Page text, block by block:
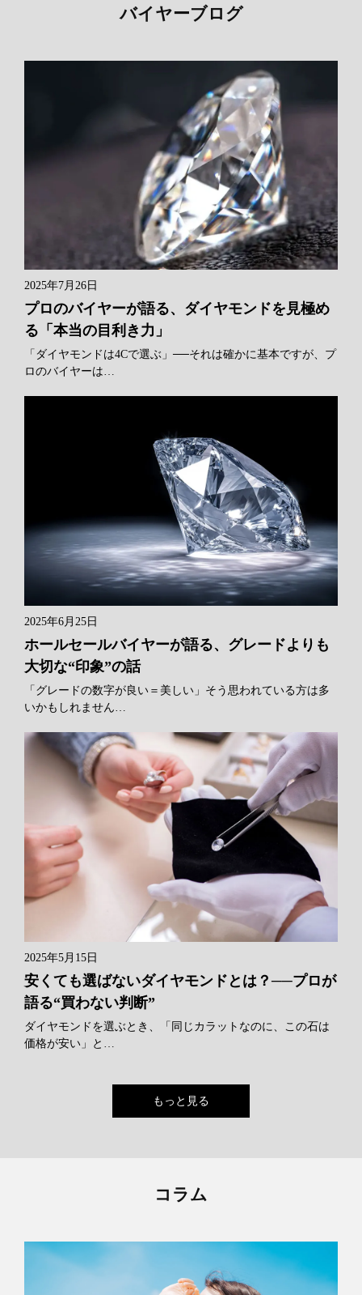
バイヤーブログ
2025年7月26日
プロのバイヤーが語る、ダイヤモンドを見極め
る「本当の目利き力」
「ダイヤモンドは4Cで選ぶ」──それは確かに基本ですが、プ
ロのバイヤーは…
2025年6月25日
ホールセールバイヤーが語る、グレードよりも
大切な“印象”の話
「グレードの数字が良い＝美しい」そう思われている方は多
いかもしれません…
2025年5月15日
安くても選ばないダイヤモンドとは？──プロが
語る“買わない判断”
ダイヤモンドを選ぶとき、「同じカラットなのに、この石は
価格が安い」と…
もっと見る
コラム